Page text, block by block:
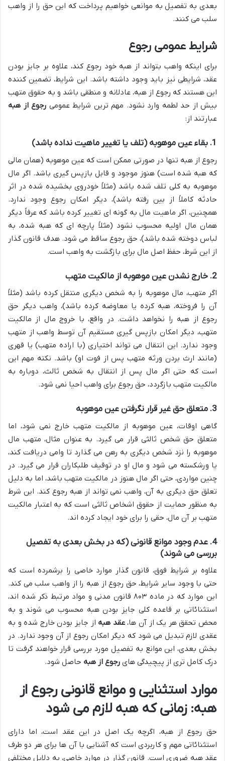
بعدی به تفصیل به موانعی خواهیم پرداخت که این حق را از واهب
سلب می کنند.
شرایط عمومی رجوع
برای اینکه واهب بتواند از هبه خود رجوع کند، علاوه بر جایز بودن
عقد، شرایطی نیز باید وجود داشته باشد. این شرایط، تضمین کننده
این هستند که رجوع از هبه، عادلانه و منطقی باشد و به حقوق متهب
بیش از حد لطمه وارد نشود. مهم ترین شرایط عمومی رجوع از هبه
عبارتند از:
1. بقاء عین موهوبه (تلف یا تغییر ماهیت نداده باشد)
رجوع از هبه تنها در صورتی ممکن است که عین موهوبه (همان مالی
که هبه شده است) هنوز موجود و قابل بازپس گیری باشد. اگر مال
موهوبه به کلی تلف شده باشد (مثلاً خودروی بخشیده شده در اثر
حادثه کاملاً از بین رفته باشد)، دیگر امکان رجوع وجود ندارد.
همچنین، اگر ماهیت مال به گونه ای تغییر کرده باشد که عرفاً دیگر
همان مال اولیه محسوب نشود (مثلاً پارچه ای که هبه شده، به
لباس دوخته شده باشد)، حق رجوع ساقط می شود. هدف قانون گذار
از این شرط، حفظ اصل مال برای بازگشت به واهب است.
2. خارج نشدن عین موهوبه از مالکیت متهب
اگر متهب، مال موهوبه را به شخص دیگری منتقل کرده باشد (مثلاً
آن را فروخته، هبه کرده یا معاوضه کرده باشد)، واهب دیگر حق
رجوع از هبه را نخواهد داشت. در واقع، با خروج مال از مالکیت
متهب، دیگر امکان بازپس گیری مستقیم آن توسط واهب از متهب
وجود ندارد. این انتقال می تواند اختیاری (با اراده متهب) یا قهری
(مانند ارث بردن ورثه متهب پس از فوت او) باشد. نکته مهم این
است که حتی اگر مال پس از انتقال به شخص ثالث، دوباره به
مالکیت متهب بازگردد، حق رجوع برای واهب احیا نمی شود.
3. متعلق حق غیر قرار نگرفتن عین موهوبه
گاهی اوقات، عین موهوبه از مالکیت متهب خارج نمی شود، اما
متعلق حق شخص ثالثی قرار می گیرد. به عنوان مثال، متهب مال
موهوبه را نزد شخص دیگری به رهن می گذارد تا وامی دریافت کند،
یا ورشکسته می شود و مال او در توقیف طلبکاران قرار می گیرد. در
چنین مواردی، حتی اگر مال هنوز در مالکیت متهب باشد، اما به دلیل
تعلق حق دیگری به آن، واهب نمی تواند از هبه رجوع کند. این شرط
به منظور حمایت از حقوق اشخاص ثالثی است که به اعتبار مالکیت
متهب بر آن مال، حقی را برای خود ایجاد کرده اند.
4. عدم وجود موانع قانونی (که در بخش بعدی به تفصیل
بررسی می شوند)
علاوه بر شرایط فوق، قانون گذار موارد خاصی را برشمرده است که
حتی با وجود سایر شرایط، حق رجوع از هبه را از واهب سلب می کند.
این موارد که در ماده ۸۰۳ قانون مدنی و مواد مرتبط ذکر شده اند،
استثنائاتی بر قاعده کلی جایز بودن هبه محسوب می شوند و به
محض تحقق هر یک از آن ها،عقد هبه از جایز بودن خارج شده و به
عقدی لازم تبدیل می شود که دیگر امکان رجوع از آن وجود ندارد. در
بخش بعدی، این موانع به تفصیل مورد بررسی قرار خواهند گرفت تا
درک کامل تری از پیچیدگی های رجوع از هبه حاصل شود.
موارد استثنایی و موانع قانونی رجوع از
هبه: زمانی که هبه لازم می شود
حق رجوع از هبه، اگرچه یک اصل در این عقد است، اما دارای
استثنائاتی مهم و کاربردی است که آشنایی با آن ها برای هر دو طرف
عقد هبه ضروری است. قانون گذار در موارد خاصی، به دلایل مختلفی